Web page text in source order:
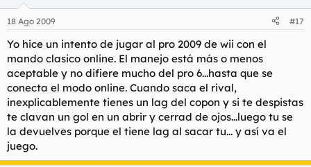
18 Ago 2009 #17
Yo hice un intento de jugar al pro 2009 de wii con el
mando clasico online. El manejo está más o menos
aceptable y no difiere mucho del pro 6...hasta que se
conecta el modo online. Cuando saca el rival,
inexplicablemente tienes un lag del copon y si te despistas
te clavan un gol en un abrir y cerrad de ojos...luego tu se
la devuelves porque el tiene lag al sacar tu... y así va el
juego.